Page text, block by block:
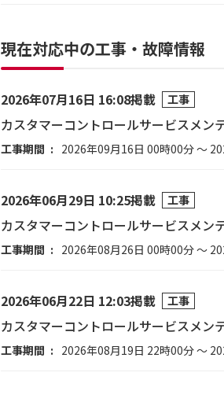
現在対応中の工事・故障情報
2026年07月16日 16:08掲載 工事
カスタマーコントロールサービスメン
工事期間 2026年09月16日 00時00分 ～
2026年06月29日 10:25掲載 工事
カスタマーコントロールサービスメン
工事期間 2026年08月26日 00時00分 ～
2026年06月22日 12:03掲載 工事
カスタマーコントロールサービスメン
工事期間 2026年08月19日 22時00分 ～